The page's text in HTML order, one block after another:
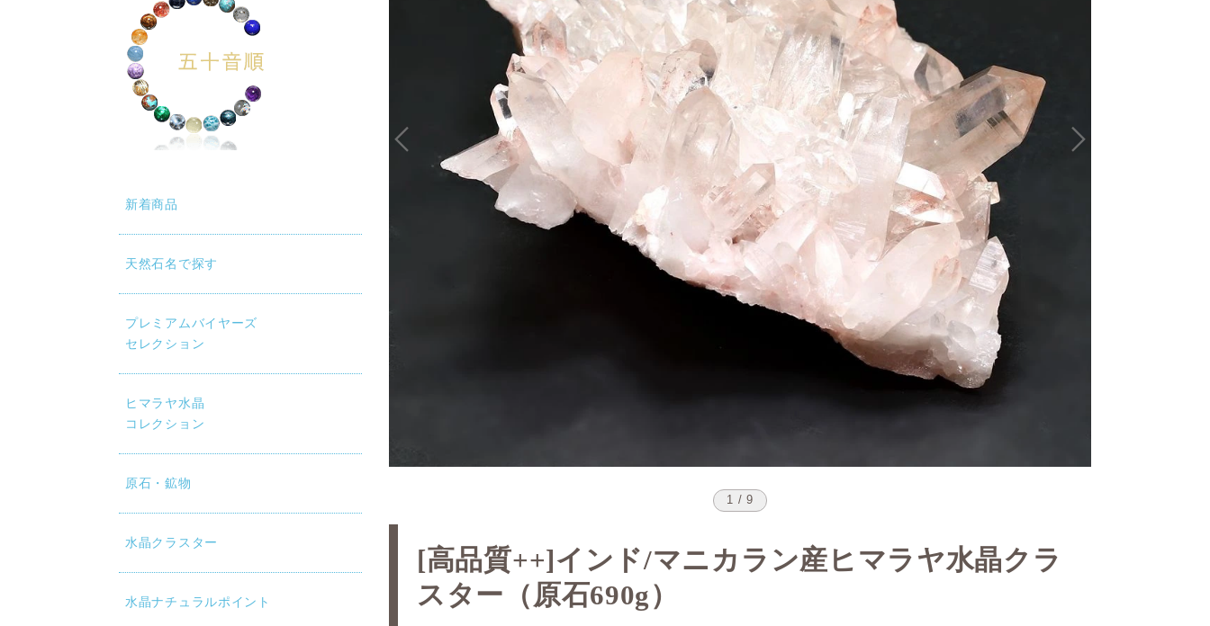
新着商品
天然石名で探す
プレミアムバイヤーズ
セレクション
ヒマラヤ水晶
コレクション
原石・鉱物
水晶クラスター
水晶ナチュラルポイント
1 / 9
[高品質++]インド/マニカラン産ヒマラヤ水晶クラ
スター（原石690g）